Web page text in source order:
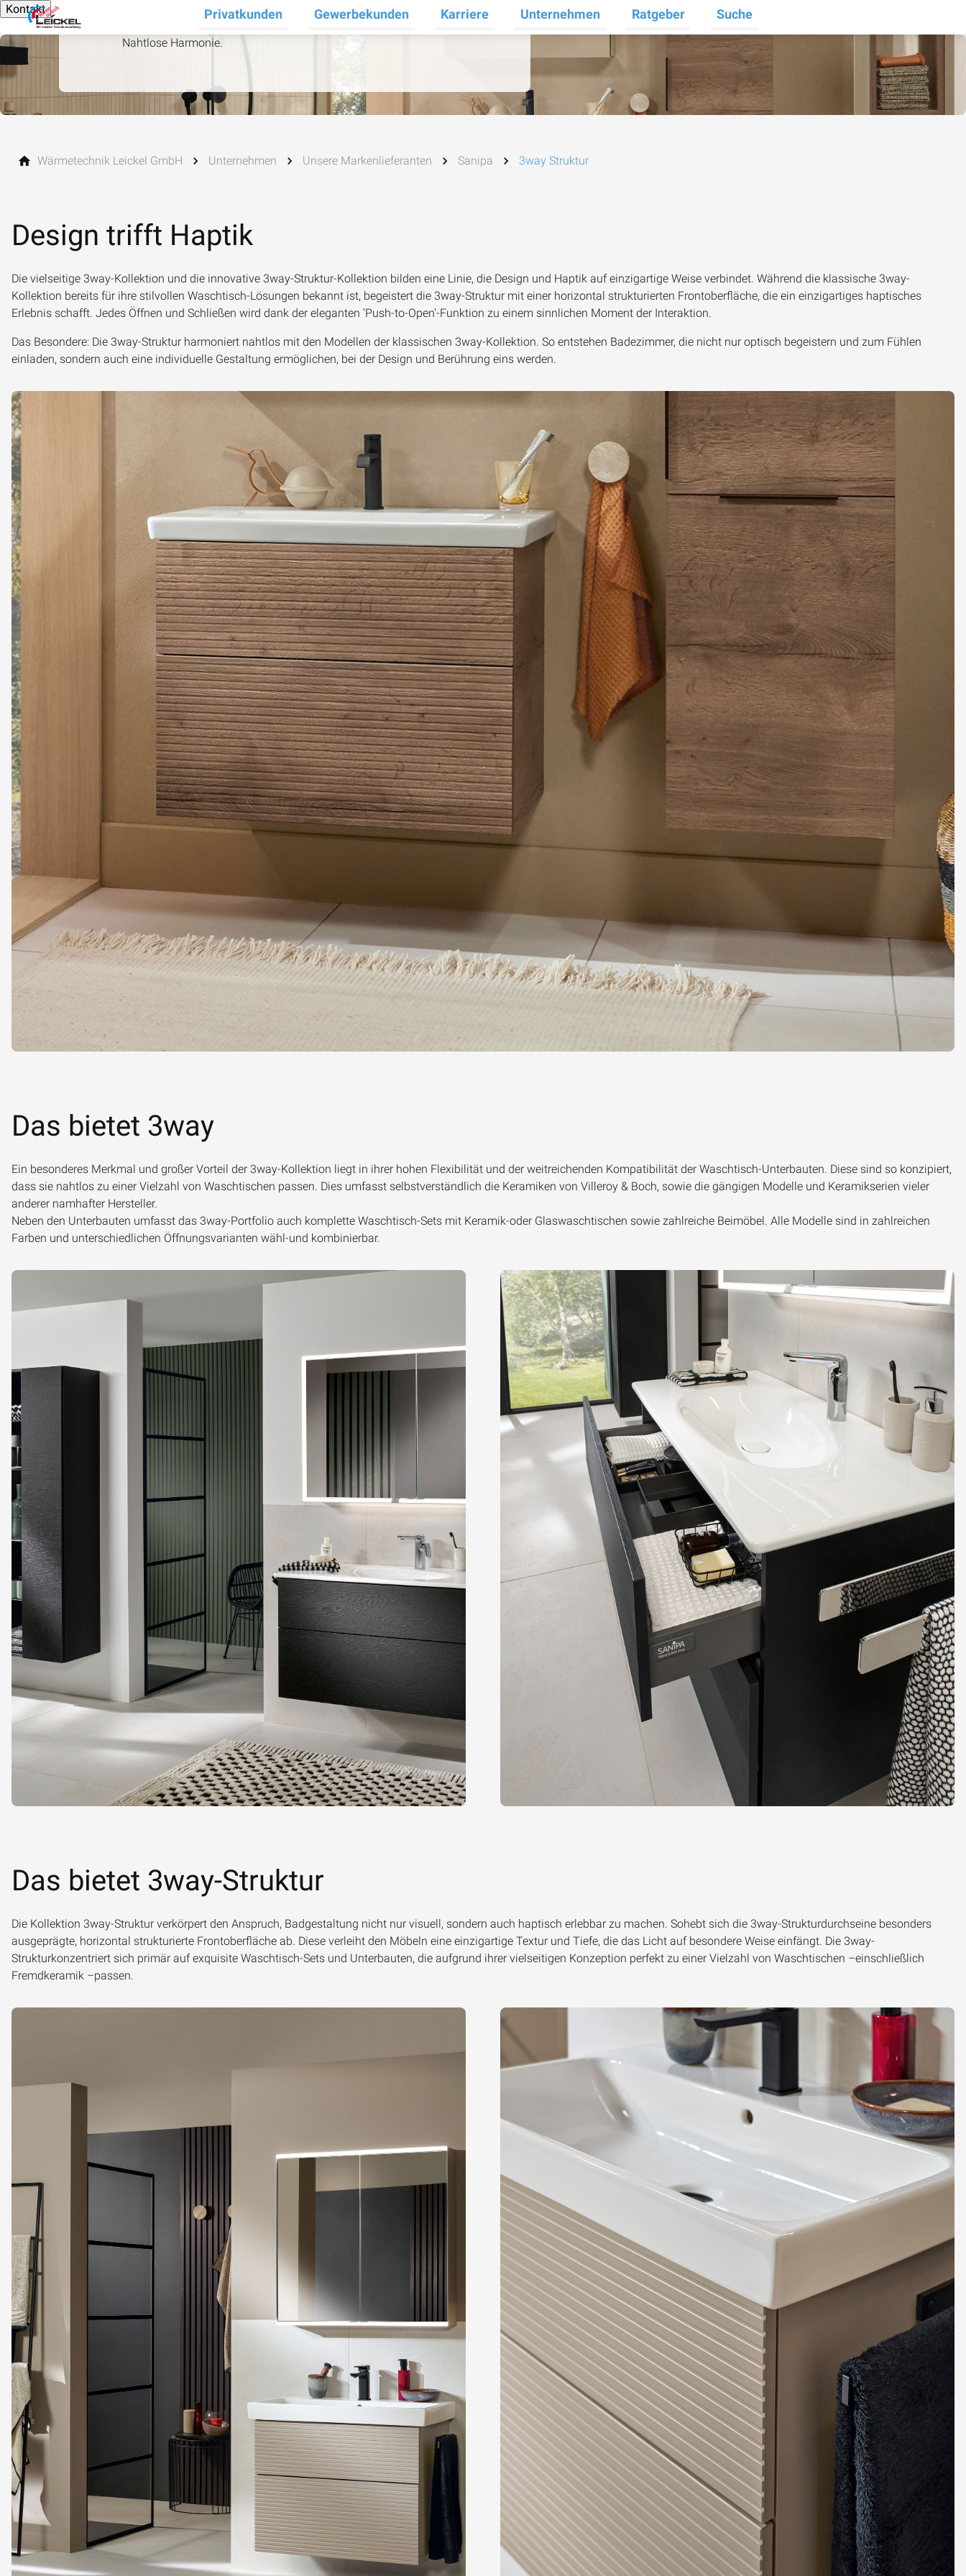
Kontakt Privatkunden
Untermenü für Privatkunden umschalten
Gewerbekunden
Untermenü für Gewerbekunden umschalten
Karriere
Untermenü für Karriere umschalten
Unternehmen
Untermenü für Unternehmen umschalten
Ratgeber
Untermenü für Ratgeber umschalten
Suche
Nahtlose Harmonie.
Wärmetechnik Leickel GmbH Unternehmen Unsere Markenlieferanten Sanipa 3way Struktur
Design trifft Haptik
Die vielseitige 3way-Kollektion und die innovative 3way-Struktur-Kollektion bilden eine Linie, die Design und Haptik auf einzigartige Weise verbindet. Während die klassische 3way-
Kollektion bereits für ihre stilvollen Waschtisch-Lösungen bekannt ist, begeistert die 3way-Struktur mit einer horizontal strukturierten Frontoberfläche, die ein einzigartiges haptisches
Erlebnis schafft. Jedes Öffnen und Schließen wird dank der eleganten 'Push-to-Open'-Funktion zu einem sinnlichen Moment der Interaktion.
Das Besondere: Die 3way-Struktur harmoniert nahtlos mit den Modellen der klassischen 3way-Kollektion. So entstehen Badezimmer, die nicht nur optisch begeistern und zum Fühlen
einladen, sondern auch eine individuelle Gestaltung ermöglichen, bei der Design und Berührung eins werden.
Das bietet 3way
Ein besonderes Merkmal und großer Vorteil der 3way-Kollektion liegt in ihrer hohen Flexibilität und der weitreichenden Kompatibilität der Waschtisch-Unterbauten. Diese sind so konzipiert,
dass sie nahtlos zu einer Vielzahl von Waschtischen passen. Dies umfasst selbstverständlich die Keramiken von Villeroy & Boch, sowie die gängigen Modelle und Keramikserien vieler
anderer namhafter Hersteller.
Neben den Unterbauten umfasst das 3way-Portfolio auch komplette Waschtisch-Sets mit Keramik-oder Glaswaschtischen sowie zahlreiche Beimöbel. Alle Modelle sind in zahlreichen
Farben und unterschiedlichen Öffnungsvarianten wähl-und kombinierbar.
Das bietet 3way-Struktur
Die Kollektion 3way-Struktur verkörpert den Anspruch, Badgestaltung nicht nur visuell, sondern auch haptisch erlebbar zu machen. Sohebt sich die 3way-Strukturdurchseine besonders
ausgeprägte, horizontal strukturierte Frontoberfläche ab. Diese verleiht den Möbeln eine einzigartige Textur und Tiefe, die das Licht auf besondere Weise einfängt. Die 3way-
Strukturkonzentriert sich primär auf exquisite Waschtisch-Sets und Unterbauten, die aufgrund ihrer vielseitigen Konzeption perfekt zu einer Vielzahl von Waschtischen –einschließlich
Fremdkeramik –passen.